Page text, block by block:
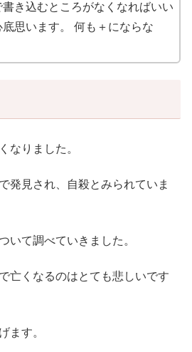
書き込むところがなくなればいい
思います。 何も＋にならな
なりました。
発見され、自殺とみられていま
いて調べていきました。
亡くなるのはとても悲しいです
ます。